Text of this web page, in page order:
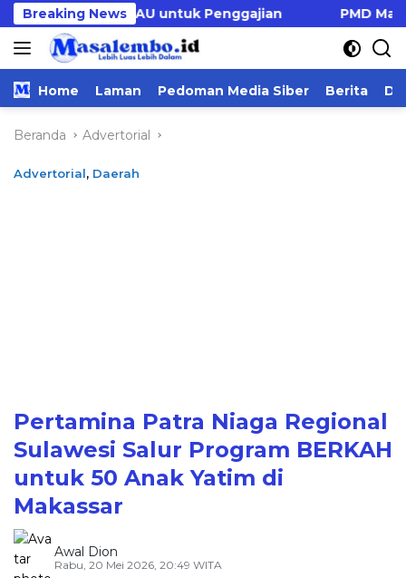
Langsung
ke
konten
Breaking News
Dana DAU untuk Penggajian PMD Majene Usul
Home Laman Pedoman Media Siber Berita
Beranda Advertorial
Advertorial, Daerah
Pertamina Patra Niaga Regional
Sulawesi Salur Program BERKAH
untuk 50 Anak Yatim di
Makassar
Awal Dion
Rabu, 20 Mei 2026, 20:49 WITA